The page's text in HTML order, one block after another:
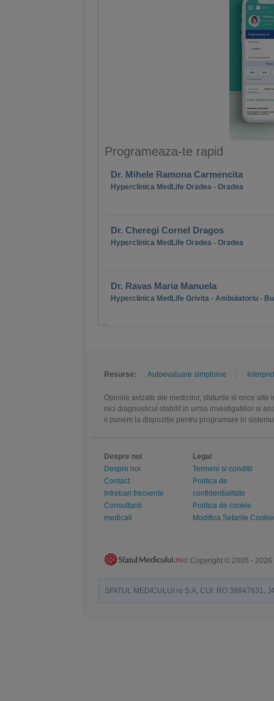
Programeaza-te rapid
Dr. Mihele Ramona Carmencita
Hyperclinica MedLife Oradea - Oradea
Dr. Cheregi Cornel Dragos
Hyperclinica MedLife Oradea - Oradea
Dr. Ravas Maria Manuela
Hyperclinica MedLife Grivita - Ambulatoriu -
Resurse: Autoevaluare simptome
Opiniile avizate ale medicilor, sfaturile si orice
nici diagnosticul stabilit in urma investigatiilor si
ii punem la dispozitie pentru programare in
Despre noi
Despre noi
Contact
Intrebari frecvente
Consultanti
medicali
Legal
Termeni si conditii
Politica de
confidentialitate
Politica de cookie
Modifica Setarile Cookie
© Copyright © 2005 - 2026
SFATUL MEDICULUI.ro S.A, CUI: RO 38847631,